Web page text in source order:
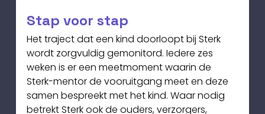
Stap voor stap
Het traject dat een kind doorloopt bij Sterk
wordt zorgvuldig gemonitord. Iedere zes
weken is er een meetmoment waarin de
Sterk-mentor de vooruitgang meet en deze
samen bespreekt met het kind. Waar nodig
betrekt Sterk ook de ouders, verzorgers,